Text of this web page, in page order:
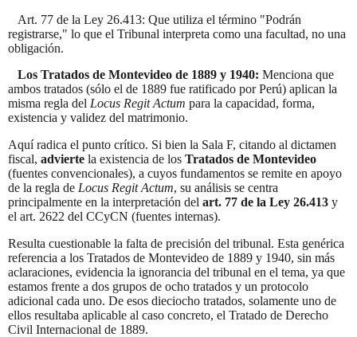
Art. 77 de la Ley 26.413: Que utiliza el término "Podrán
registrarse," lo que el Tribunal interpreta como una facultad, no una
obligación.
Los Tratados de Montevideo de 1889 y 1940: Menciona que
ambos tratados (sólo el de 1889 fue ratificado por Perú) aplican la
misma regla del Locus Regit Actum para la capacidad, forma,
existencia y validez del matrimonio.
Aquí radica el punto crítico. Si bien la Sala F, citando al dictamen
fiscal, advierte la existencia de los Tratados de Montevideo
(fuentes convencionales), a cuyos fundamentos se remite en apoyo
de la regla de Locus Regit Actum, su análisis se centra
principalmente en la interpretación del art. 77 de la Ley 26.413 y
el art. 2622 del CCyCN (fuentes internas).
Resulta cuestionable la falta de precisión del tribunal. Esta genérica
referencia a los Tratados de Montevideo de 1889 y 1940, sin más
aclaraciones, evidencia la ignorancia del tribunal en el tema, ya que
estamos frente a dos grupos de ocho tratados y un protocolo
adicional cada uno. De esos dieciocho tratados, solamente uno de
ellos resultaba aplicable al caso concreto, el Tratado de Derecho
Civil Internacional de 1889.